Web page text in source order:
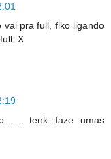
vai pra full, fiko ligando
:X
.... tenk faze umas